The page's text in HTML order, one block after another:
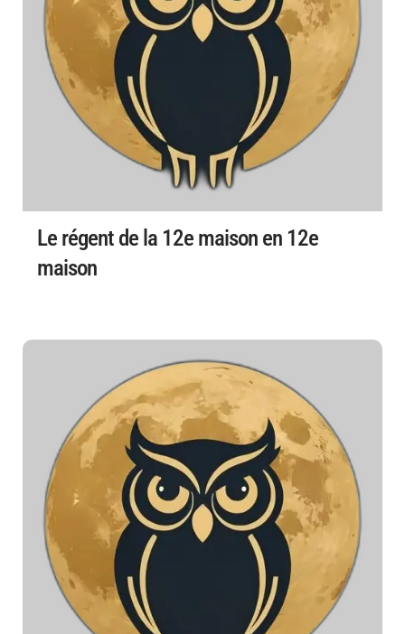
Le régent de la 12e maison en 12e
maison